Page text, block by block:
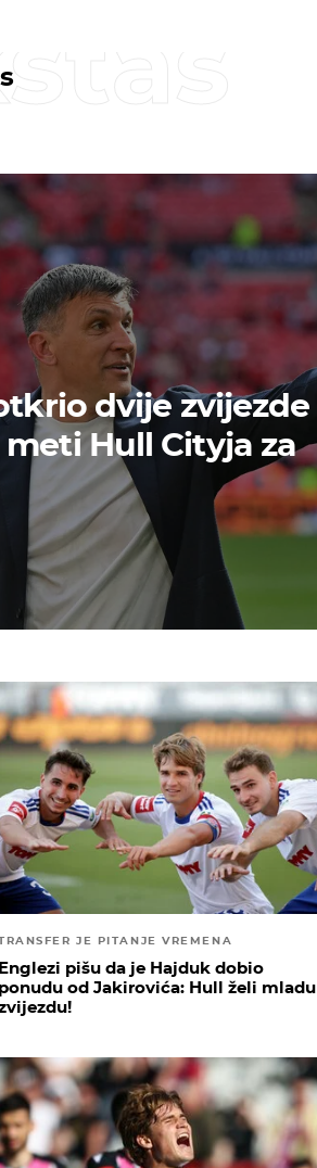
dvije zvijezde
Hull Cityja za
JE PITANJE VREMENA
Englezi pišu da je Hajduk dobio
ponudu od Jakirovića: Hull želi mladu